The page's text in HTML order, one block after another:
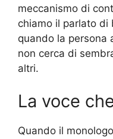
meccanismo di
chiamo il parlato di
quando la persona
non cerca di
altri.
La voce
Quando il